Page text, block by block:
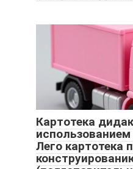
Картотека
Лего картотека